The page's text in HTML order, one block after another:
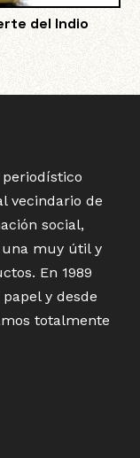
del Indio
vecindario de
social,
muy útil y
En 1989
y desde
totalmente